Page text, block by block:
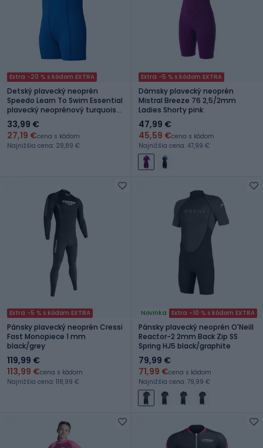
Extra -20 % s kódom EXTRA
Detský plavecký neoprén
Speedo Learn To Swim Essential
plavecký neoprénový turquoise
sea
33,99 €
27,19 €cena s kódom
Najnižšia cena: 28,89 €
Extra -5 % s kódom EXTRA
Dámsky plavecký neoprén
Mistral Breeze 76 2,5/2mm
Ladies Shorty pink
47,99 €
45,59 €cena s kódom
Najnižšia cena: 47,99 €
Extra -5 % s kódom EXTRA
Pánsky plavecký neoprén Cressi
Fast Monopiece 1 mm
black/grey
119,99 €
113,99 €cena s kódom
Najnižšia cena: 118,99 €
Novinka Extra -10 % s kódom EXTRA
Pánsky plavecký neoprén O'Neill
Reactor-2 2mm Back Zip SS
Spring HJ5 black/graphite
79,99 €
71,99 €cena s kódom
Najnižšia cena: 79,99 €